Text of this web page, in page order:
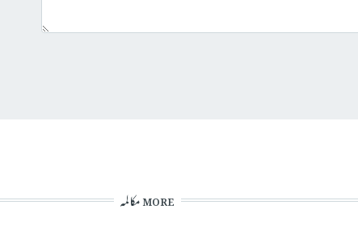
MORE مکالمہ